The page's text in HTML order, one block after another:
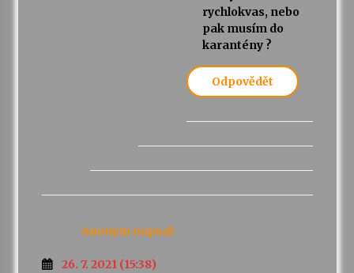
rychlokvas, nebo
pak musím do
karantény ?
Odpovědět
Anonym napsal:
26. 7. 2021 (15:38)